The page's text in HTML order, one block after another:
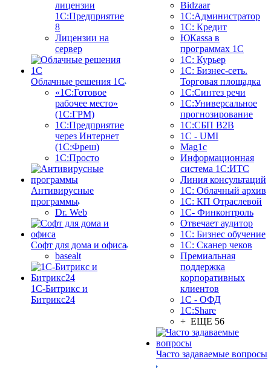
лицензии
1С:Предприятие
8
Лицензии на
сервер
Облачные решения 1С
«1C:Готовое
рабочее место»
(1С:ГРМ)
1С:Предприятие
через Интернет
(1С:Фреш)
1С:Просто
Антивирусные
программы
Dr. Web
Софт для дома и офиса
basealt
1С-Битрикс и
Битрикс24
Bidzaar
1С:Администратор
1С: Кредит
ЮКаssа в
программах 1С
1С: Курьер
1С: Бизнес-сеть.
Торговая площадка
1С:Синтез речи
1С:Универсальное
прогнозирование
1С:СБП B2B
1C - UMI
Mag1c
Информационная
система 1С:ИТС
Линия консультаций
1С: Облачный архив
1С: КП Отраслевой
1С- Финконтроль
Отвечает аудитор
1С: Бизнес обучение
1С: Сканер чеков
Премиальная
поддержка
корпоративных
клиентов
1С - ОФД
1С:Share
+ ЕЩЕ 56
Часто задаваемые вопросы